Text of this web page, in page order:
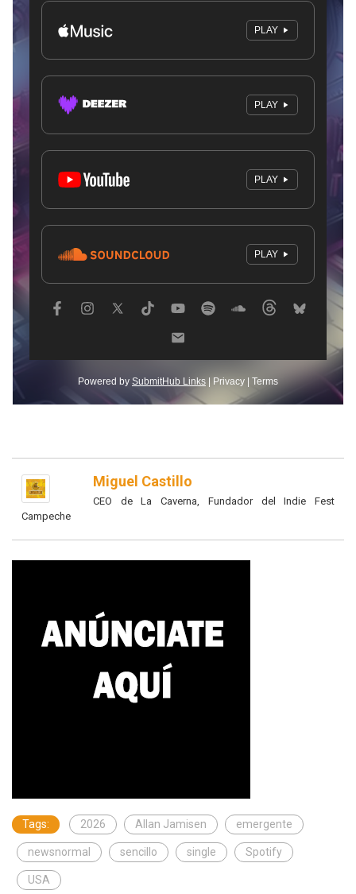
Miguel Castillo
CEO de La Caverna, Fundador del Indie Fest
Campeche
Tags: 2026 Allan Jamisen emergente
newsnormal sencillo single Spotify
USA